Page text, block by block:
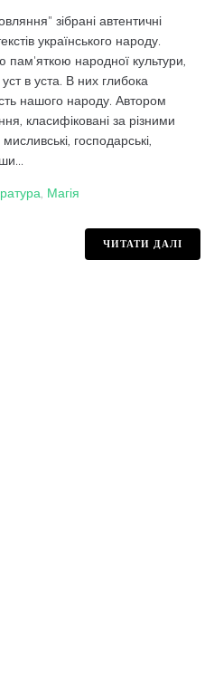
зібрані автентичні
українського народу.
народної культури,
в уста. В них глибока
нашого народу. Автором
класифіковані за різними
господарські,
Магія
ЧИТАТИ ДАЛІ